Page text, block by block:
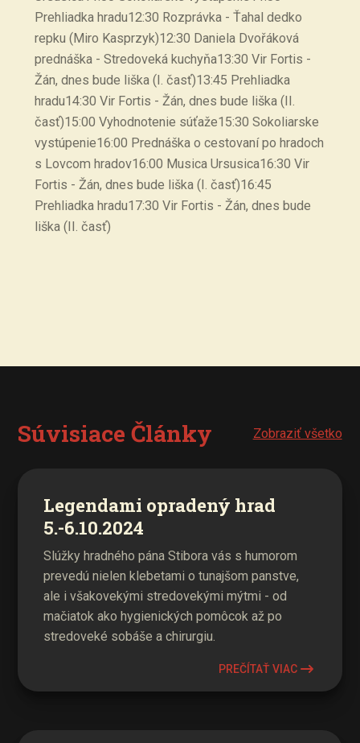
Prehliadka hradu12:30 Rozprávka - Ťahal dedko
repku (Miro Kasprzyk)12:30 Daniela Dvořáková
prednáška - Stredoveká kuchyňa13:30 Vir Fortis -
Žán, dnes bude liška (I. časť)13:45 Prehliadka
hradu14:30 Vir Fortis - Žán, dnes bude liška (II.
časť)15:00 Vyhodnotenie súťaže15:30 Sokoliarske
vystúpenie16:00 Prednáška o cestovaní po hradoch
s Lovcom hradov16:00 Musica Ursusica16:30 Vir
Fortis - Žán, dnes bude liška (I. časť)16:45
Prehliadka hradu17:30 Vir Fortis - Žán, dnes bude
liška (II. časť)
Súvisiace Články Zobraziť všetko
Legendami opradený hrad
5.-6.10.2024
Slúžky hradného pána Stibora vás s humorom
prevedú nielen klebetami o tunajšom panstve,
ale i všakovekými stredovekými mýtmi - od
mačiatok ako hygienických pomôcok až po
stredoveké sobáše a chirurgiu.
PREČÍTAŤ VIAC